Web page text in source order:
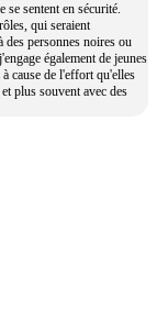
se sentent en sécurité.
qui seraient
des personnes noires ou
également de jeunes
cause de l'effort qu'elles
plus souvent avec des